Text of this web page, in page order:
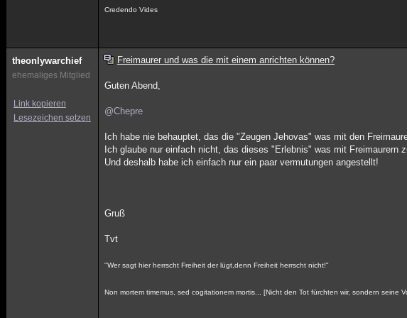
Credendo Vides
theonlywarchief
ehemaliges Mitglied
Link kopieren
Lesezeichen setzen
Freimaurer und was die mit einem anrichten können?
Guten Abend,
@Chepre
Ich habe nie behauptet, das die "Zeugen Jehovas" was mit den
Ich glaube nur einfach nicht, das dieses "Erlebnis" was mit Freimaurern
Und deshalb habe ich einfach nur ein paar vermutungen angestellt!
Gruß
Tvt
"Wer sagt hier herrscht Freiheit der lügt,denn Freiheit herrscht nicht!"
Non mortem timemus, sed cogitationem mortis... [Nicht den Tot fürchten wir, sondern seine